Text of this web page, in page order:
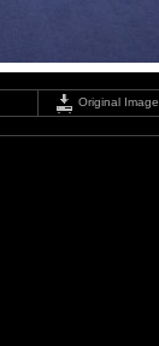
Original Image